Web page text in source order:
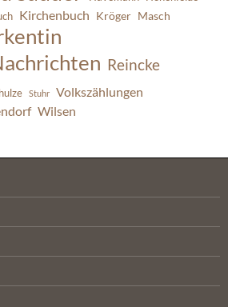
Kirchenbuch Kröger Masch
Reincke
Stuhr Volkszählungen
Wilsen